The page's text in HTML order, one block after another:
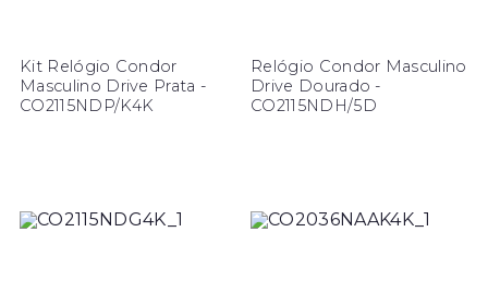
Kit Relógio Condor
Masculino Drive Prata -
CO2115NDP/K4K
Relógio Condor Masculino
Drive Dourado -
CO2115NDH/5D